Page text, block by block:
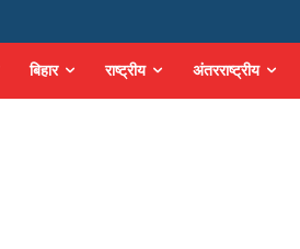
बिहार राष्ट्रीय अंतरराष्ट्रीय